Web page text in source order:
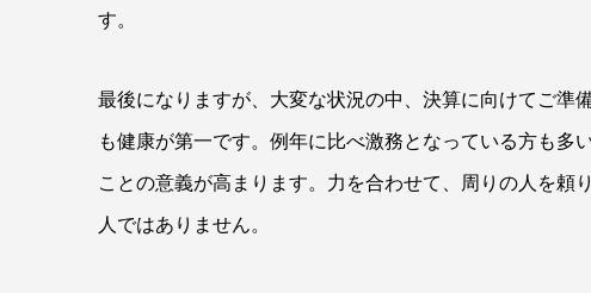
す。
最後になりますが、大変な状況の中、決算に向けてご準
も健康が第一です。例年に比べ激務となっている方も多
ことの意義が高まります。力を合わせて、周りの人を頼
人ではありません。